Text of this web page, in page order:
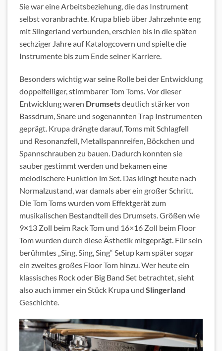
Sie war eine Arbeitsbeziehung, die das Instrument
selbst voranbrachte. Krupa blieb über Jahrzehnte eng
mit Slingerland verbunden, erschien bis in die späten
sechziger Jahre auf Katalogcovern und spielte die
Instrumente bis zum Ende seiner Karriere.
Besonders wichtig war seine Rolle bei der Entwicklung
doppelfelliger, stimmbarer Tom Toms. Vor dieser
Entwicklung waren Drumsetsdeutlich stärker von
Bassdrum, Snare und sogenannten Trap Instrumenten
geprägt. Krupa drängte darauf, Toms mit Schlagfell
und Resonanzfell, Metallspannreifen, Böckchen und
Spannschrauben zu bauen. Dadurch konnten sie
sauber gestimmt werden und bekamen eine
melodischere Funktion im Set. Das klingt heute nach
Normalzustand, war damals aber ein großer Schritt.
Die Tom Toms wurden vom Effektgerät zum
musikalischen Bestandteil des Drumsets. Größen wie
9×13 Zoll beim Rack Tom und 16×16 Zoll beim Floor
Tom wurden durch diese Ästhetik mitgeprägt. Für sein
berühmtes „Sing, Sing, Sing“ Setup kam später sogar
ein zweites großes Floor Tom hinzu. Wer heute ein
klassisches Rock oder Big Band Set betrachtet, sieht
also auch immer ein Stück Krupa und Slingerland
Geschichte.